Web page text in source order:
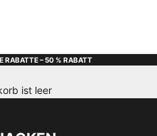
RABATTE – 50 % RABATT
ist leer